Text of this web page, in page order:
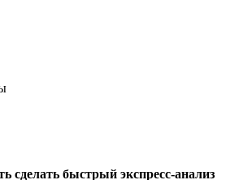
сделать быстрый экспресс-анализ